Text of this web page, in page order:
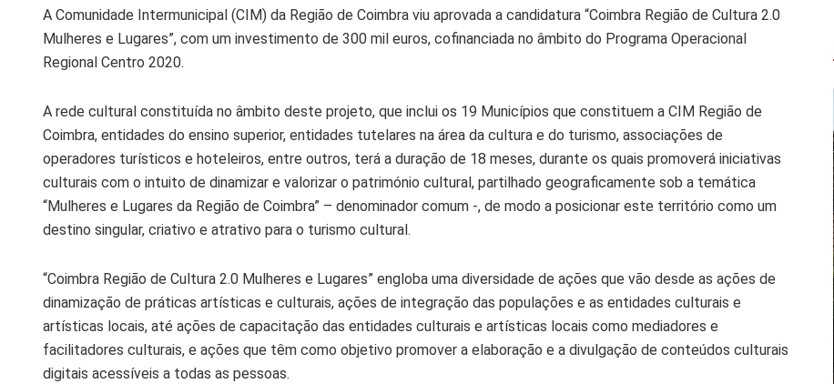
A Comunidade Intermunicipal (CIM) da Região de Coimbra viu aprovada a candidatura “Coimbra Região de Cultura 2.0
Mulheres e Lugares”, com um investimento de 300 mil euros, cofinanciada no âmbito do Programa Operacional
Regional Centro 2020.
A rede cultural constituída no âmbito deste projeto, que inclui os 19 Municípios que constituem a CIM Região de
Coimbra, entidades do ensino superior, entidades tutelares na área da cultura e do turismo, associações de
operadores turísticos e hoteleiros, entre outros, terá a duração de 18 meses, durante os quais promoverá iniciativas
culturais com o intuito de dinamizar e valorizar o património cultural, partilhado geograficamente sob a temática
“Mulheres e Lugares da Região de Coimbra” – denominador comum -, de modo a posicionar este território como um
destino singular, criativo e atrativo para o turismo cultural.
“Coimbra Região de Cultura 2.0 Mulheres e Lugares” engloba uma diversidade de ações que vão desde as ações de
dinamização de práticas artísticas e culturais, ações de integração das populações e as entidades culturais e
artísticas locais, até ações de capacitação das entidades culturais e artísticas locais como mediadores e
facilitadores culturais, e ações que têm como objetivo promover a elaboração e a divulgação de conteúdos culturais
digitais acessíveis a todas as pessoas.